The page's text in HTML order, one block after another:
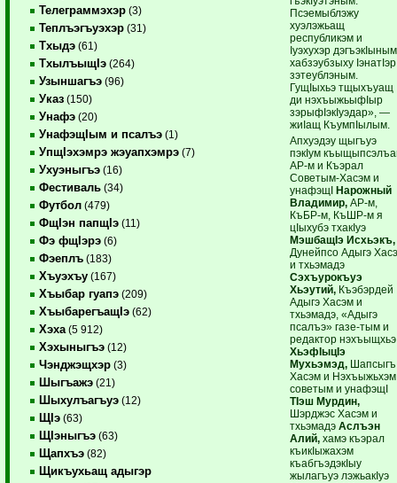
Телеграммэхэр (3)
Теплъэгъуэхэр (31)
Тхыдэ (61)
ТхылъыщIэ (264)
Узыншагъэ (96)
Указ (150)
Унафэ (20)
УнафэщIым и псалъэ (1)
УпщIэхэмрэ жэуапхэмрэ (7)
Ухуэныгъэ (16)
Фестиваль (34)
Футбол (479)
ФщIэн папщIэ (11)
Фэ фщIэрэ (6)
Фэеплъ (183)
Хъуэхъу (167)
Хъыбар гуапэ (209)
ХъыбарегъащIэ (62)
Хэха (5 912)
Хэхыныгъэ (12)
Чэнджэщхэр (3)
Шыгъажэ (21)
Шыхулъагъуэ (12)
ЩIэ (63)
ЩIэныгъэ (63)
Щапхъэ (82)
Щикъухьащ адыгэр
Псэемыблэжу
хуэлэжьащ
республикэм и
Iуэхухэр
хабзэубзыху IэнатIэр
зэтеублэным.
ГущIыхьэ тщыхъуащ
ди нэхъыжьыфIыр
зэрыфIэкIуэдар», —
жиIащ КъумпIылым.
Апхуэдэу щыгъуэ
пэкIум
АР-м и Къэрал
Советым-Хасэм и
унафэщIНарожный
Владимир, АР-м,
КъБР-м, КъШР-м я
цIыхубэ тхакIуэ
МэшбащIэ Исхьэкъ,
Дунейпсо Адыгэ
и тхьэмадэ
Сэхъурокъуэ
Хьэутий, Къэбэрдей
Адыгэ Хасэм и
тхьэмадэ, «Адыгэ
псалъэ» газе-тым и
редактор нэхъыщхьэ
ХьэфIыцIэ
Мухьэмэд, Шапсыгъ
Хасэм и
советым и унафэщI
ТIэш Мурдин,
Шэрджэс Хасэм и
тхьэмадэАслъэн
Алий, хамэ къэрал
къикIыжахэм
къабгъэдэкIыу
жылагъуэ лэжьакIуэ